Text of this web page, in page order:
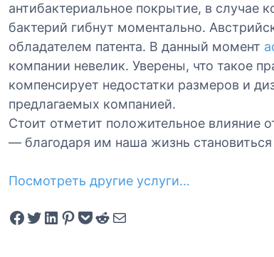
антибактериальное покрытие, в случае
бактерий гибнут моментально.
обладателем патента. В данный момент
компании невелик. Уверены, что такое
компенсирует недостатки размеров и
предлагаемых компанией.
Стоит отметит положительное влияние
— благодаря им наша жизнь
Посмотреть другие услуги…
Share on Facebook Tweet on Twitter Share on LinkedIn Pin on Pinterest Save to pocket Share on Reddit Share via Email